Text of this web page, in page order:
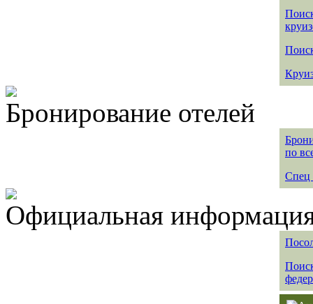
Бронирование отелей
по
Спец
Официальная